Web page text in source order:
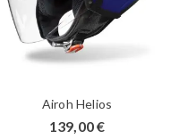
Airoh Helios
139,00€